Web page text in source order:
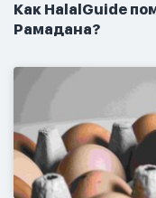
Как HalalGuide
Рамадана?